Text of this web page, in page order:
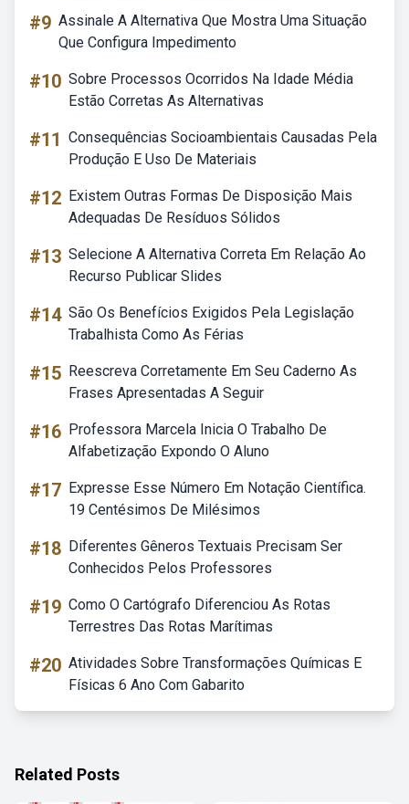
#9 Assinale A Alternativa Que Mostra Uma Situação
Que Configura Impedimento
#10 Sobre Processos Ocorridos Na Idade Média
Estão Corretas As Alternativas
#11 Consequências Socioambientais Causadas Pela
Produção E Uso De Materiais
#12 Existem Outras Formas De Disposição Mais
Adequadas De Resíduos Sólidos
#13 Selecione A Alternativa Correta Em Relação Ao
Recurso Publicar Slides
#14 São Os Benefícios Exigidos Pela Legislação
Trabalhista Como As Férias
#15 Reescreva Corretamente Em Seu Caderno As
Frases Apresentadas A Seguir
#16 Professora Marcela Inicia O Trabalho De
Alfabetização Expondo O Aluno
#17 Expresse Esse Número Em Notação Científica.
19 Centésimos De Milésimos
#18 Diferentes Gêneros Textuais Precisam Ser
Conhecidos Pelos Professores
#19 Como O Cartógrafo Diferenciou As Rotas
Terrestres Das Rotas Marítimas
#20 Atividades Sobre Transformações Químicas E
Físicas 6 Ano Com Gabarito
Related Posts